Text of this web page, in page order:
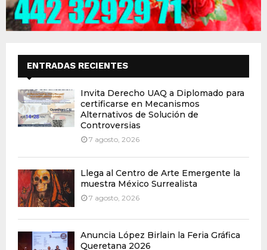
ENTRADAS RECIENTES
Invita Derecho UAQ a Diplomado para
certificarse en Mecanismos
Alternativos de Solución de
Controversias
7 agosto, 2026
Llega al Centro de Arte Emergente la
muestra México Surrealista
7 agosto, 2026
Anuncia López Birlain la Feria Gráfica
Queretana 2026